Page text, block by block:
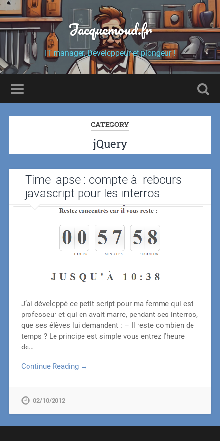
Jacquemoud.fr
IT manager, Developpeur et plongeur !
CATEGORY
jQuery
Time lapse : compte à rebours
javascript pour les interros
J’ai développé ce petit script pour ma femme qui est
professeur et qui en avait marre, pendant ses interros,
que ses élèves lui demandent : – Il reste combien de
temps ? Le principe est simple vous entrez l’heure
de…
Continue Reading →
02/10/2012